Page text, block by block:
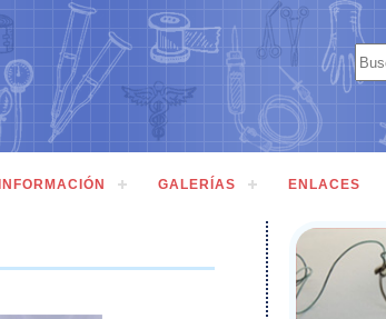
INFORMACIÓN GALERÍAS ENLACES